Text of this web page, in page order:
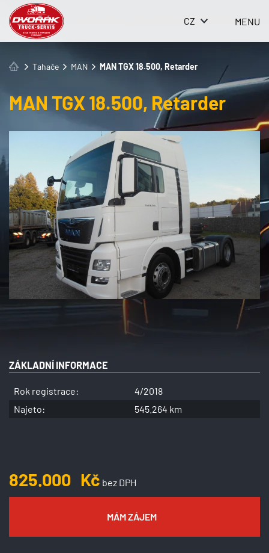
MENU
CZ
Tahače MAN MAN TGX 18.500, Retarder
MAN TGX 18.500, Retarder
825.000 Kč bez DPH
MÁM ZÁJEM
ZÁKLADNÍ INFORMACE
Rok registrace:
4/2018
Najeto:
545.264 km